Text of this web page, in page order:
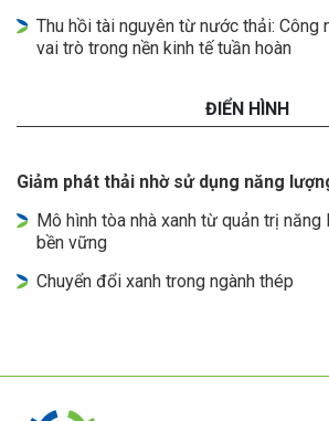
Thu hồi tài nguyên từ nước thải: Công
vai trò trong nền kinh tế tuần hoàn
ĐIỂN HÌNH
Giảm phát thải nhờ sử dụng năng
Mô hình tòa nhà xanh từ quản trị
bền vững
Chuyển đổi xanh trong ngành thép